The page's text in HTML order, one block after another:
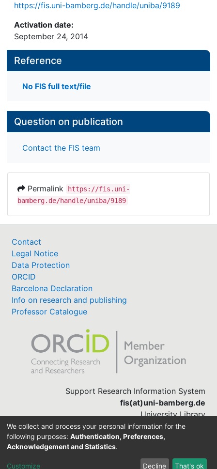
https://fis.uni-bamberg.de/handle/uniba/9189
Activation date:
September 24, 2014
Reference
No FIS full text/file
Question on publication
Contact the FIS team
Permalink
https://fis.uni-
bamberg.de/handle/uniba/9189
Contact
Legal Notice
Data Protection
ORCID
Barcelona Declaration
Info on research and publishing
Professor Catalogue
Support Research Information System
fis(at)uni-bamberg.de
University Library
(0951) 863-1568
DSpace-CRIS software
We collect and process your personal information for the
following purposes: Authentication, Preferences,
Acknowledgement and Statistics.
Customize Decline That's ok